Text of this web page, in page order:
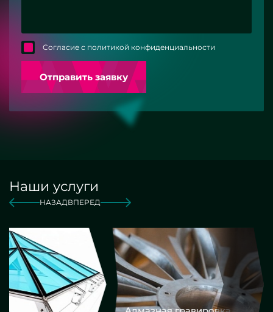
Согласие с политикой конфиденциальности
Отправить заявку
Наши услуги
НАЗАДВПЕРЕД